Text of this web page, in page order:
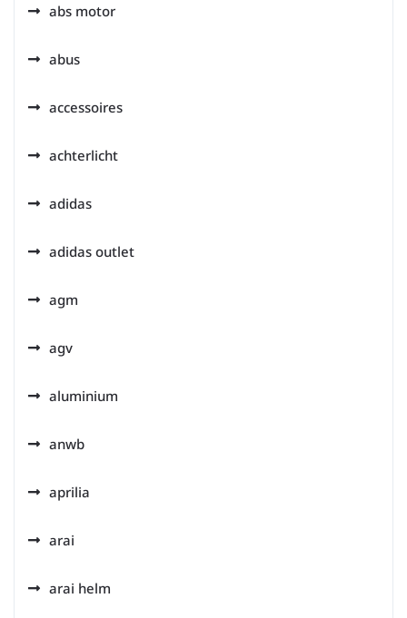
abs motor
abus
accessoires
achterlicht
adidas
adidas outlet
agm
agv
aluminium
anwb
aprilia
arai
arai helm